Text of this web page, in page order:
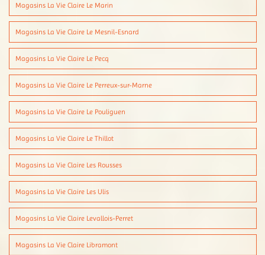
Magasins La Vie Claire Le Marin
Magasins La Vie Claire Le Mesnil-Esnard
Magasins La Vie Claire Le Pecq
Magasins La Vie Claire Le Perreux-sur-Marne
Magasins La Vie Claire Le Pouliguen
Magasins La Vie Claire Le Thillot
Magasins La Vie Claire Les Rousses
Magasins La Vie Claire Les Ulis
Magasins La Vie Claire Levallois-Perret
Magasins La Vie Claire Libramont